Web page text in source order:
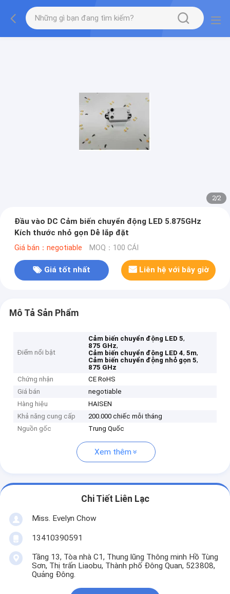
2/2
Đầu vào DC Cảm biến chuyển động LED 5.875GHz
Kích thước nhỏ gọn Dễ lắp đặt
Giá bán：negotiable MOQ：100 CÁI
Giá tốt nhất Liên hệ với bây giờ
Mô Tả Sản Phẩm
Điểm nổi bật
Cảm biến chuyển động LED 5,
875 GHz,
Cảm biến chuyển động LED 4,5m,
Cảm biến chuyển động nhỏ gọn 5,
875 GHz
Chứng nhận
CE RoHS
Giá bán
negotiable
Hàng hiệu
HAISEN
Khả năng cung cấp
200.000 chiếc mỗi tháng
Nguồn gốc
Trung Quốc
Xem thêm
Chi Tiết Liên Lạc
Miss. Evelyn Chow
13410390591
Tầng 13, Tòa nhà C1, Thung lũng Thông minh Hồ Tùng
Sơn, Thị trấn Liaobu, Thành phố Đông Quan, 523808,
Quảng Đông.